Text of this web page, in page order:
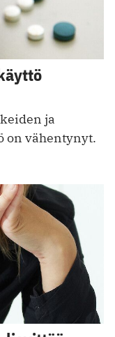
ja
on vähentynyt.